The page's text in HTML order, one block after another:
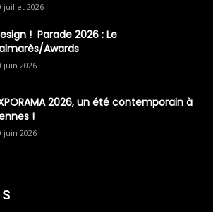
juillet 2026
! Parade 2026 : Le
Awards
juin 2026
2026, un été contemporain à
!
juin 2026